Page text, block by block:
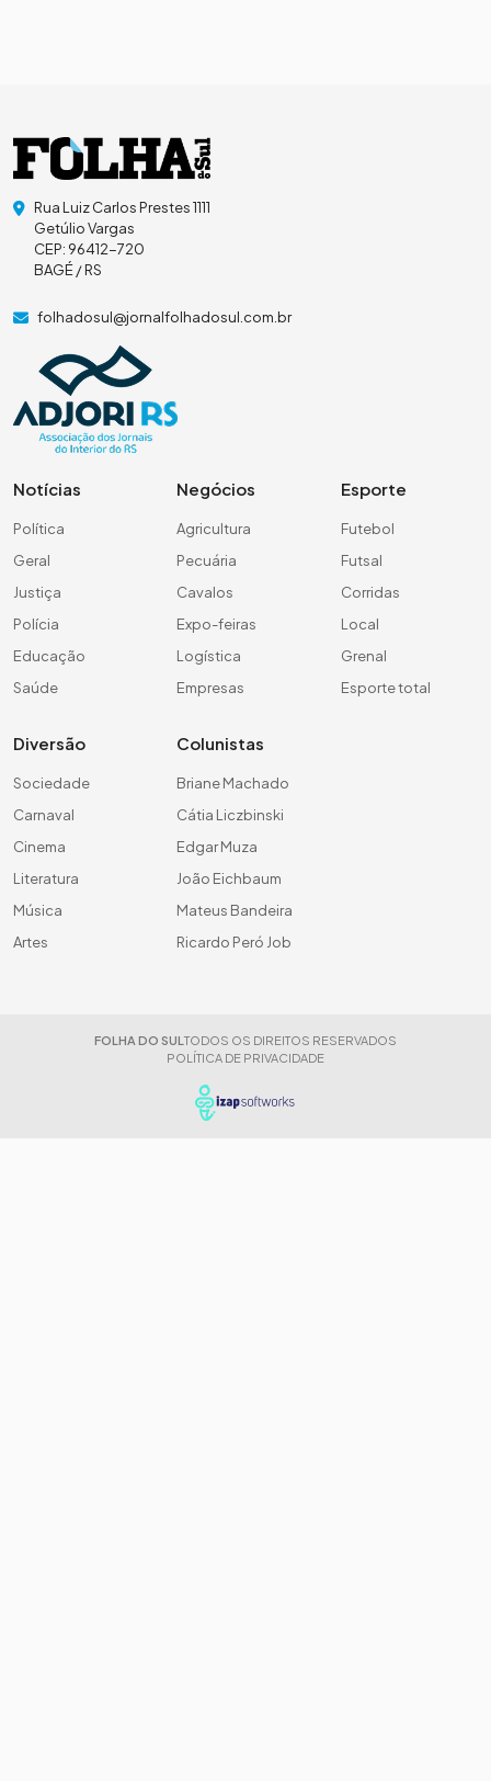
Rua Luiz Carlos Prestes 1111
Getúlio Vargas
CEP: 96412-720
BAGÉ / RS
folhadosul@jornalfolhadosul.com.br
Notícias
Política
Geral
Justiça
Polícia
Educação
Saúde
Negócios
Agricultura
Pecuária
Cavalos
Expo-feiras
Logística
Empresas
Esporte
Futebol
Futsal
Corridas
Local
Grenal
Esporte total
Diversão
Sociedade
Carnaval
Cinema
Literatura
Música
Artes
Colunistas
Briane Machado
Cátia Liczbinski
Edgar Muza
João Eichbaum
Mateus Bandeira
Ricardo Peró Job
FOLHA DO SUL TODOS OS DIREITOS RESERVADOS
POLÍTICA DE PRIVACIDADE